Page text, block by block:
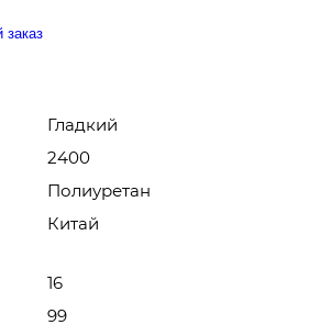
заказ
Гладкий
2400
Полиуретан
Китай
16
99